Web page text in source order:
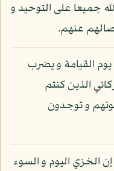
جميعا على التوحيد و
عنهم.
القيامة و يضرب
الذين كنتم
و توجدون
إن الخزي اليوم و السوء